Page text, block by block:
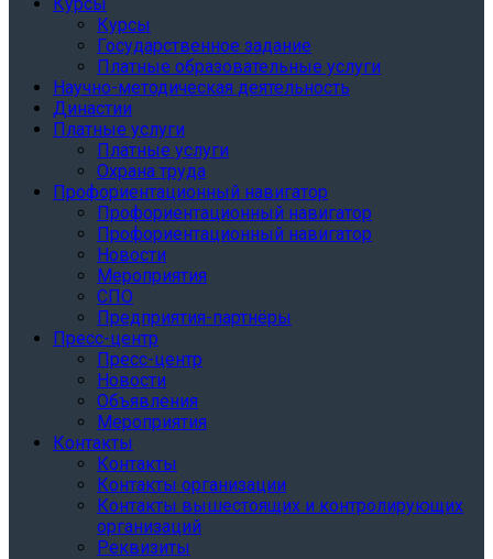
Курсы
Государственное задание
Платные образовательные услуги
Научно-методическая деятельность
Династии
Платные услуги
Платные услуги
Охрана труда
Профориентационный навигатор
Профориентационный навигатор
Профориентационный навигатор
Новости
Мероприятия
СПО
Предприятия-партнёры
Пресс-центр
Пресс-центр
Новости
Объявления
Мероприятия
Контакты
Контакты
Контакты организации
Контакты вышестоящих и контролирующих
организаций
Реквизиты